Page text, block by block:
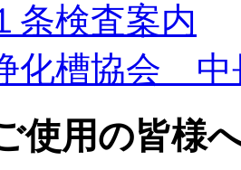
条検査案内
化槽協会 中
使用の皆様